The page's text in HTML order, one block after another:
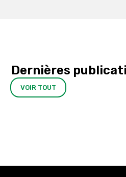
Dernières
VOIR TOUT